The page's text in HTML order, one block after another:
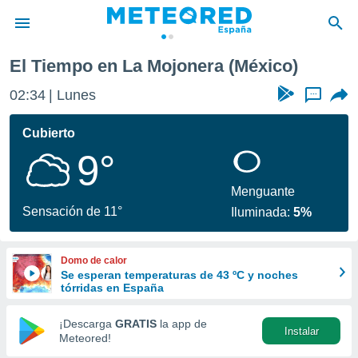
de
por
se
calidad.
a este
las
y
forma
digital
basada
El Tiempo en La Mojonera (México)
02:34 Lunes ...
Cubierto
9°
Sensación de 11°
Menguante
Iluminada:5%
Domo de calor
Se esperan temperaturas de 43 ºC y noches
tórridas en España
¡Descarga GRATIS la app de
Meteored!
Instalar